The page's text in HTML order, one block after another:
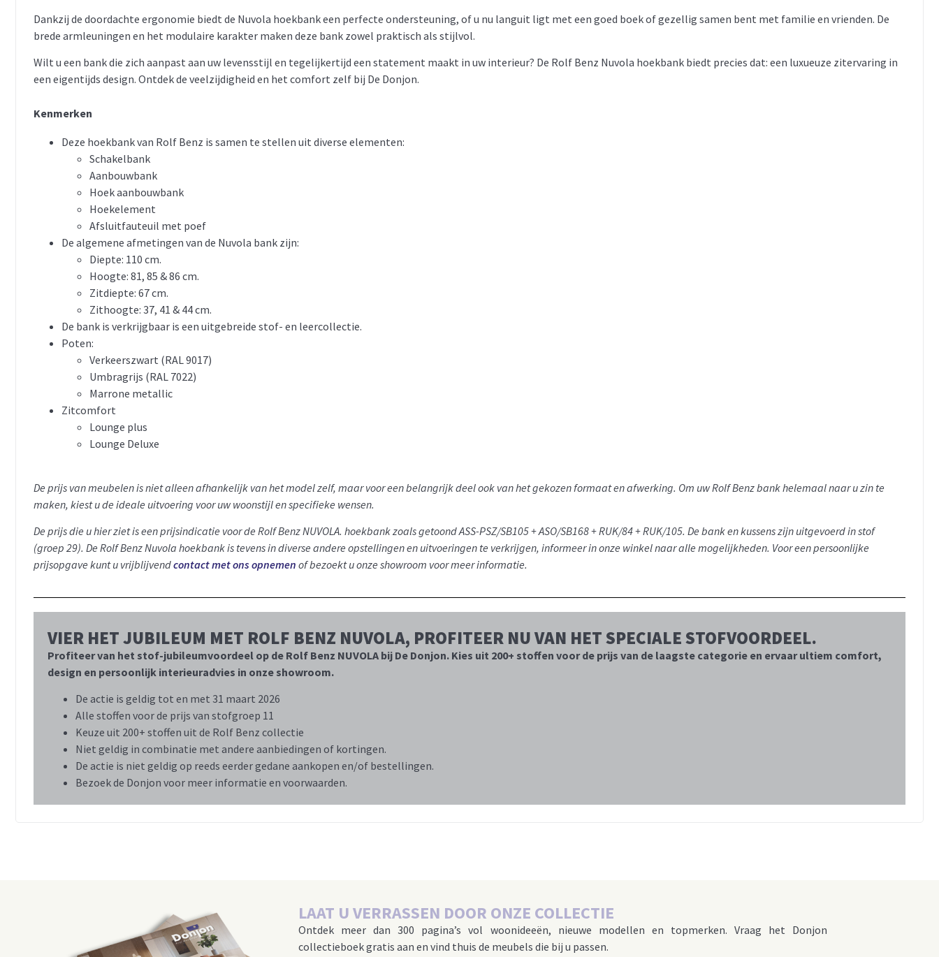
Dankzij de doordachte ergonomie biedt de Nuvola hoekbank een perfecte ondersteuning, of u nu languit ligt met een goed boek of gezellig samen bent met familie en vrienden. De
brede armleuningen en het modulaire karakter maken deze bank zowel praktisch als stijlvol.
Wilt u een bank die zich aanpast aan uw levensstijl en tegelijkertijd een statement maakt in uw interieur? De Rolf Benz Nuvola hoekbank biedt precies dat: een luxueuze zitervaring in
een eigentijds design. Ontdek de veelzijdigheid en het comfort zelf bij De Donjon.
Kenmerken
Deze hoekbank van Rolf Benz is samen te stellen uit diverse elementen:
Schakelbank
Aanbouwbank
Hoek aanbouwbank
Hoekelement
Afsluitfauteuil met poef
De algemene afmetingen van de Nuvola bank zijn:
Diepte: 110 cm.
Hoogte: 81, 85 & 86 cm.
Zitdiepte: 67 cm.
Zithoogte: 37, 41 & 44 cm.
De bank is verkrijgbaar is een uitgebreide stof- en leercollectie.
Poten:
Verkeerszwart (RAL 9017)
Umbragrijs (RAL 7022)
Marrone metallic
Zitcomfort
Lounge plus
Lounge Deluxe
De prijs van meubelen is niet alleen afhankelijk van het model zelf, maar voor een belangrijk deel ook van het gekozen formaat en afwerking. Om uw Rolf Benz bank helemaal naar u zin te
maken, kiest u de ideale uitvoering voor uw woonstijl en specifieke wensen.
De prijs die u hier ziet is een prijsindicatie voor de Rolf Benz NUVOLA. hoekbank zoals getoond ASS-PSZ/SB105 + ASO/SB168 + RUK/84 + RUK/105. De bank en kussens zijn uitgevoerd in stof
(groep 29). De Rolf Benz Nuvola hoekbank is tevens in diverse andere opstellingen en uitvoeringen te verkrijgen, informeer in onze winkel naar alle mogelijkheden. Voor een persoonlijke
prijsopgave kunt u vrijblijvendcontact met ons opnemen of bezoekt u onze showroom voor meer informatie.
VIER HET JUBILEUM MET ROLF BENZ NUVOLA, PROFITEER NU VAN HET SPECIALE STOFVOORDEEL.
Profiteer van het stof-jubileumvoordeel op de Rolf Benz NUVOLA bij De Donjon. Kies uit 200+ stoffen voor de prijs van de laagste categorie en ervaar ultiem comfort,
design en persoonlijk interieuradvies in onze showroom.
De actie is geldig tot en met 31 maart 2026
Alle stoffen voor de prijs van stofgroep 11
Keuze uit 200+ stoffen uit de Rolf Benz collectie
Niet geldig in combinatie met andere aanbiedingen of kortingen.
De actie is niet geldig op reeds eerder gedane aankopen en/of bestellingen.
Bezoek de Donjon voor meer informatie en voorwaarden.
LAAT U VERRASSEN DOOR ONZE COLLECTIE
Ontdek meer dan 300 pagina’s vol woonideeën, nieuwe modellen en topmerken. Vraag het Donjon
collectieboek gratis aan en vind thuis de meubels die bij u passen.